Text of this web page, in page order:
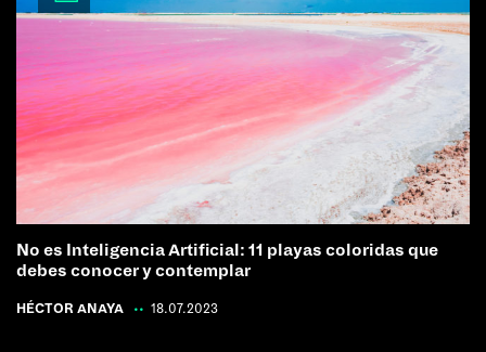
No es Inteligencia Artificial: 11 playas coloridas que
debes conocer y contemplar
HÉCTOR ANAYA 18.07.2023